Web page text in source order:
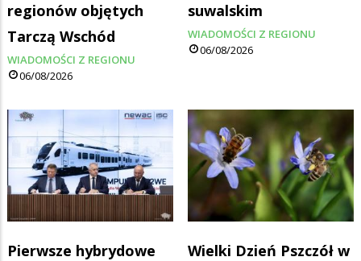
regionów objętych
Tarczą Wschód
WIADOMOŚCI Z REGIONU
06/08/2026
suwalskim
WIADOMOŚCI Z REGIONU
06/08/2026
Pierwsze hybrydowe
Wielki Dzień Pszczół w